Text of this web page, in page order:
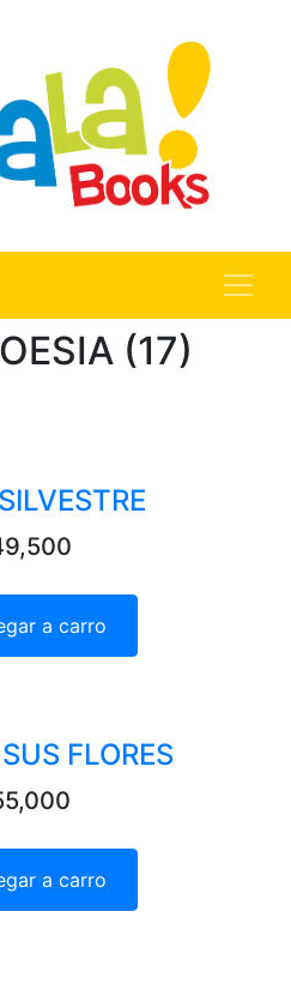
(17)
a carro
FLORES
a carro